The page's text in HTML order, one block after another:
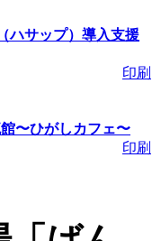
ハサップ）導入支援
印刷
〜ひがしカフェ〜
印刷